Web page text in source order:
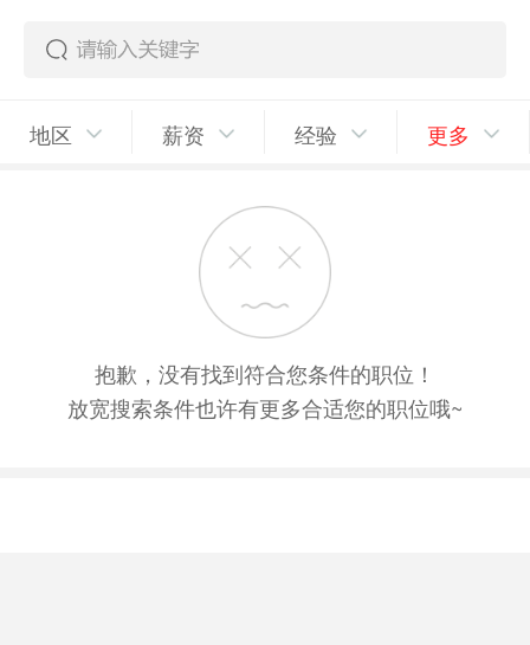
地区 薪资 经验 更多
抱歉，没有找到符合您条件的职位！
放宽搜索条件也许有更多合适您的职位哦~